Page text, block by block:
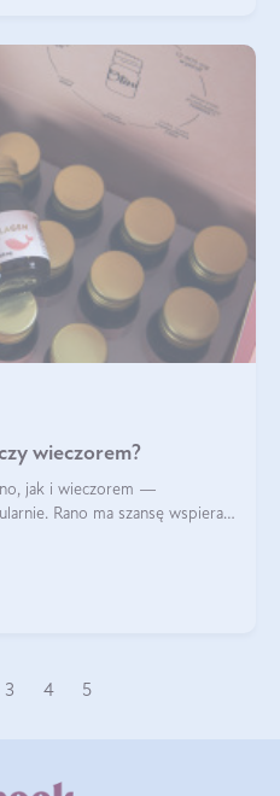
wieczorem?
jak i wieczorem —
Rano ma szansę wspierać
3 4 5